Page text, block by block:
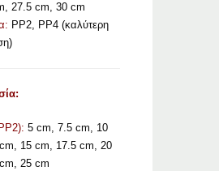
27.5 cm, 30 cm
PP2, PP4 (καλύτερη
5 cm, 7.5 cm, 10
15 cm, 17.5 cm, 20
25 cm